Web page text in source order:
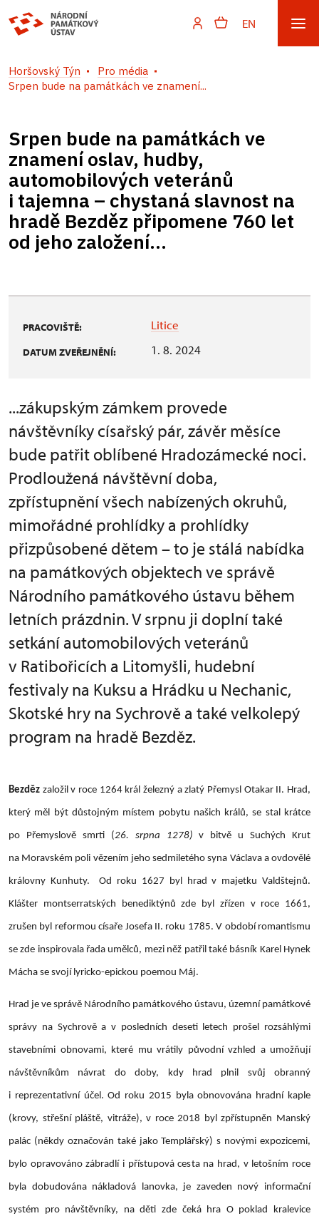
EN
Horšovský Týn
Pro média
Srpen bude na památkách ve znamení...
Srpen bude na památkách ve
znamení oslav, hudby,
automobilových veteránů
i tajemna – chystaná slavnost na
hradě Bezděz připomene 760 let
od jeho založení...
PRACOVIŠTĚ: Litice
DATUM ZVEŘEJNĚNÍ: 1. 8. 2024
...zákupským zámkem provede
návštěvníky císařský pár, závěr měsíce
bude patřit oblíbené Hradozámecké noci.
Prodloužená návštěvní doba,
zpřístupnění všech nabízených okruhů,
mimořádné prohlídky a prohlídky
přizpůsobené dětem – to je stálá nabídka
na památkových objektech ve správě
Národního památkového ústavu během
letních prázdnin. V srpnu ji doplní také
setkání automobilových veteránů
v Ratibořicích a Litomyšli, hudební
festivaly na Kuksu a Hrádku u Nechanic,
Skotské hry na Sychrově a také velkolepý
program na hradě Bezděz.
Bezděz založil v roce 1264 král železný a zlatý Přemysl Otakar II. Hrad,
který měl být důstojným místem pobytu našich králů, se stal krátce
po Přemyslově smrti (26. srpna 1278)v bitvě u Suchých Krut
na Moravském poli vězením jeho sedmiletého syna Václava a ovdovělé
královny Kunhuty. Od roku 1627 byl hrad v majetku Valdštejnů.
Klášter montserratských benediktýnů zde byl zřízen v roce 1661,
zrušen byl reformou císaře Josefa II. roku 1785. V období romantismu
se zde inspirovala řada umělců, mezi něž patřil také básník Karel Hynek
Mácha se svojí lyricko-epickou poemou Máj.
Hrad je ve správě Národního památkového ústavu, územní památkové
správy na Sychrově a v posledních deseti letech prošel rozsáhlými
stavebními obnovami, které mu vrátily původní vzhled a umožňují
návštěvníkům návrat do doby, kdy hrad plnil svůj obranný
i reprezentativní účel. Od roku 2015 byla obnovována hradní kaple
(krovy, střešní pláště, vitráže), v roce 2018 byl zpřístupněn Manský
palác (někdy označován také jako Templářský) s novými expozicemi,
bylo opravováno zábradlí i přístupová cesta na hrad, v letošním roce
byla dobudována nákladová lanovka, je zaveden nový informační
systém pro návštěvníky, na děti zde čeká hra O poklad kralevice